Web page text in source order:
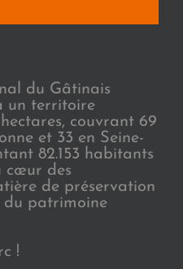
du Gâtinais
un territoire
couvrant 69
et 33 en Seine-
82.153 habitants
cœur des
de préservation
du patrimoine
!